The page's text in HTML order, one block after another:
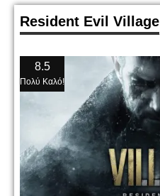
Resident Evil Village
8.5
Πολύ Καλό!